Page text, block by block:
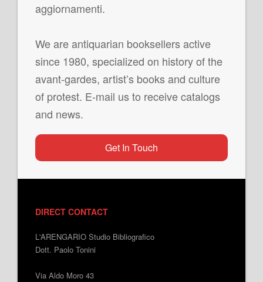
aggiornamenti.
We are antiquarian booksellers active
since 1980, specialized on history of the
avant-gardes, artist’s books and culture
of protest. E-mail us to receive catalogs
and news.
Get In Touch
DIRECT CONTACT
L'ARENGARIO Studio Bibliografico
Dott. Paolo Tonini
Via Aldo Moro 43